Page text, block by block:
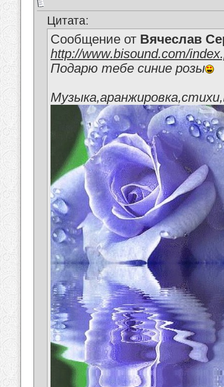
Цитата:
Сообщение от Вячеслав
http://www.bisound.com/
Подарю тебе синие розы